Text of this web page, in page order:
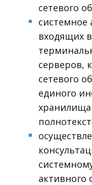
сетевого
■
входящих
серверов,
сетевого
единого
■
активного